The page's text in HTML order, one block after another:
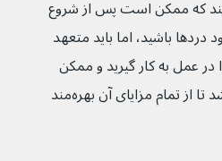
این تکنیک می‌گویند که ممکن است پس از شروع
باشید، اما باید متعهد
خود را در عمل به کار گیرید و ممکن
است زمان زیادی طول بکشد تا از تمام مزایای آن بهره‌مند